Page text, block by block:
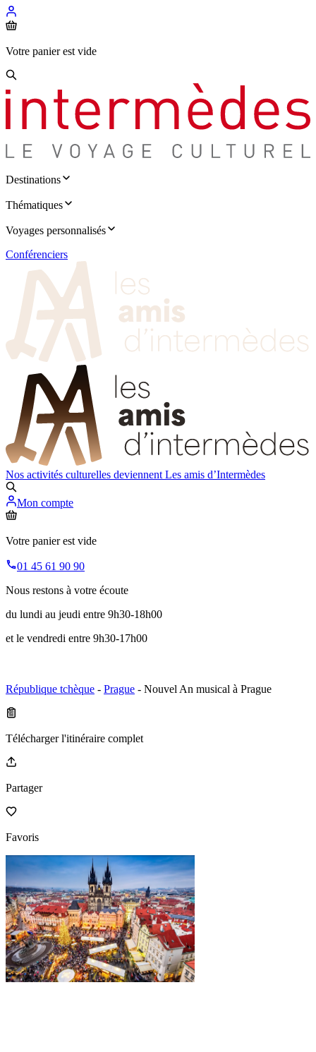
Votre panier est vide
Destinations
Thématiques
Voyages personnalisés
Conférenciers
Nos activités culturelles deviennent Les amis d’Intermèdes
Mon compte
Votre panier est vide
01 45 61 90 90
Nous restons à votre écoute
du lundi au jeudi entre 9h30-18h00
et le vendredi entre 9h30-17h00
République tchèque - Prague - Nouvel An musical à Prague
Télécharger l'itinéraire complet
Partager
Favoris